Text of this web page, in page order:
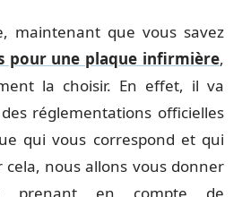
maintenant que vous savez
pour une plaque infirmière,
la choisir. En effet, il va
réglementations officielles
qui vous correspond et qui
cela, nous allons vous donner
prenant en compte de